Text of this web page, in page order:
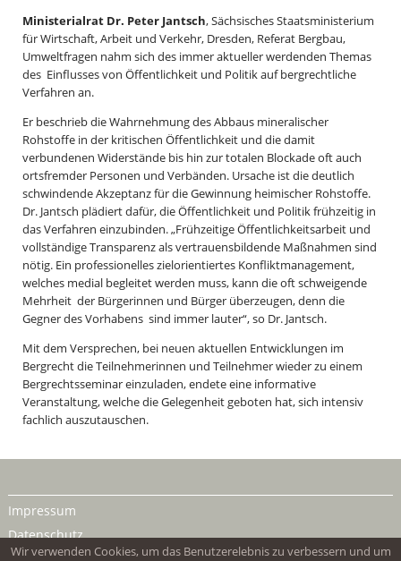
Wir verwenden Cookies, um das Benutzerelebnis zu verbessern und um
Ministerialrat Dr. Peter Jantsch, Sächsisches Staatsministerium
für Wirtschaft, Arbeit und Verkehr, Dresden, Referat Bergbau,
Umweltfragen nahm sich des immer aktueller werdenden Themas
des Einflusses von Öffentlichkeit und Politik auf bergrechtliche
Verfahren an.
Er beschrieb die Wahrnehmung des Abbaus mineralischer
Rohstoffe in der kritischen Öffentlichkeit und die damit
verbundenen Widerstände bis hin zur totalen Blockade oft auch
ortsfremder Personen und Verbänden. Ursache ist die deutlich
schwindende Akzeptanz für die Gewinnung heimischer Rohstoffe.
Dr. Jantsch plädiert dafür, die Öffentlichkeit und Politik frühzeitig in
das Verfahren einzubinden. „Frühzeitige Öffentlichkeitsarbeit und
vollständige Transparenz als vertrauensbildende Maßnahmen sind
nötig. Ein professionelles zielorientiertes Konfliktmanagement,
welches medial begleitet werden muss, kann die oft schweigende
Mehrheit der Bürgerinnen und Bürger überzeugen, denn die
Gegner des Vorhabens sind immer lauter“, so Dr. Jantsch.
Mit dem Versprechen, bei neuen aktuellen Entwicklungen im
Bergrecht die Teilnehmerinnen und Teilnehmer wieder zu einem
Bergrechtsseminar einzuladen, endete eine informative
Veranstaltung, welche die Gelegenheit geboten hat, sich intensiv
fachlich auszutauschen.
Impressum
Datenschutz